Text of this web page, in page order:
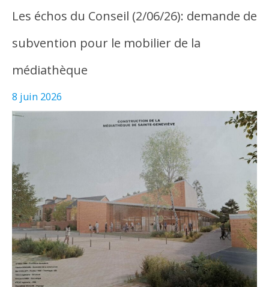
Les échos du Conseil (2/06/26): demande de
subvention pour le mobilier de la
médiathèque
8 juin 2026